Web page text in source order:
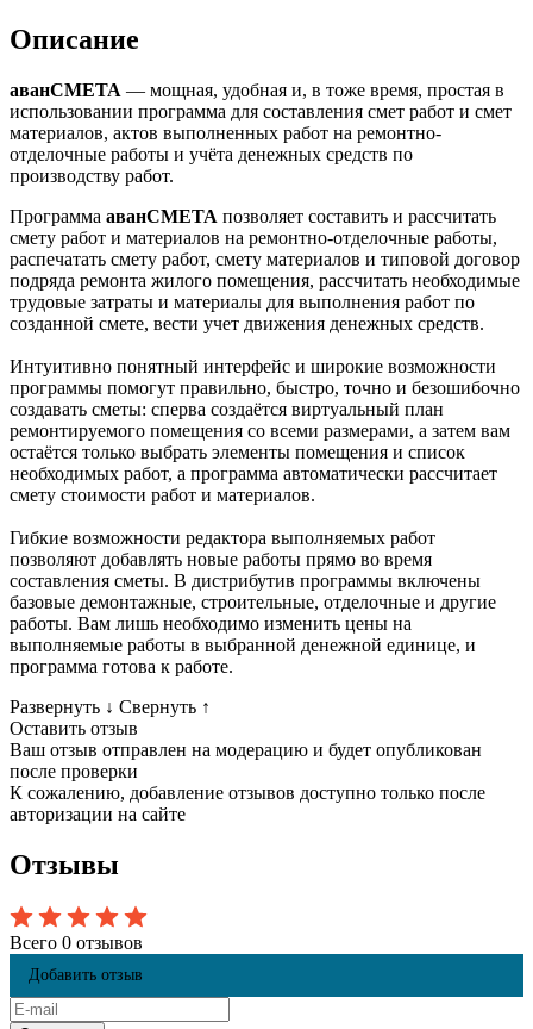
Описание
аванСМЕТА — мощная, удобная и, в тоже время, простая в
использовании программа для составления смет работ и смет
материалов, актов выполненных работ на ремонтно-
отделочные работы и учёта денежных средств по
производству работ.
Программа аванСМЕТА позволяет составить и рассчитать
смету работ и материалов на ремонтно-отделочные работы,
распечатать смету работ, смету материалов и типовой договор
подряда ремонта жилого помещения, рассчитать необходимые
трудовые затраты и материалы для выполнения работ по
созданной смете, вести учет движения денежных средств.
Интуитивно понятный интерфейс и широкие возможности
программы помогут правильно, быстро, точно и безошибочно
создавать сметы: сперва создаётся виртуальный план
ремонтируемого помещения со всеми размерами, а затем вам
остаётся только выбрать элементы помещения и список
необходимых работ, а программа автоматически рассчитает
смету стоимости работ и материалов.
Гибкие возможности редактора выполняемых работ
позволяют добавлять новые работы прямо во время
составления сметы. В дистрибутив программы включены
базовые демонтажные, строительные, отделочные и другие
работы. Вам лишь необходимо изменить цены на
выполняемые работы в выбранной денежной единице, и
программа готова к работе.
Развернуть ↓ Свернуть ↑
Оставить отзыв
Ваш отзыв отправлен на модерацию и будет опубликован
после проверки
К сожалению, добавление отзывов доступно только после
авторизации на сайте
Отзывы
Всего 0 отзывов
Добавить отзыв